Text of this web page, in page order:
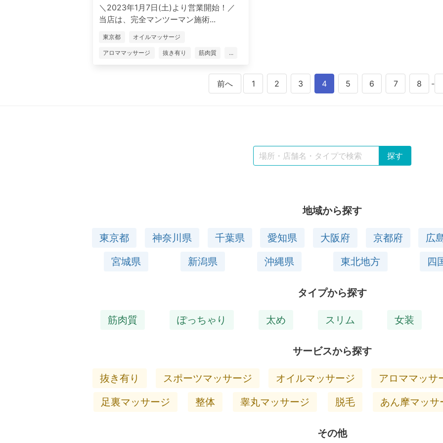
＼2023年1月7日(土)より営業開始！／
当店は、完全マンツーマン施術...
東京都 オイルマッサージ
アロママッサージ 抜き有り 筋肉質 ...
前へ 1 2 3 4 5 6 7 8 -
地域から探す
東京都 神奈川県 千葉県 愛知県 大阪府 京都府
広
宮城県
新潟県 沖縄県 東北地方 四
タイプから探す
筋肉質 ぽっちゃり 太め スリム 女装
サービスから探す
抜き有り スポーツマッサージ オイルマッサージ
アロママッサ
足裏マッサージ
整体 睾丸マッサージ 脱毛 あん摩マッサ
その他